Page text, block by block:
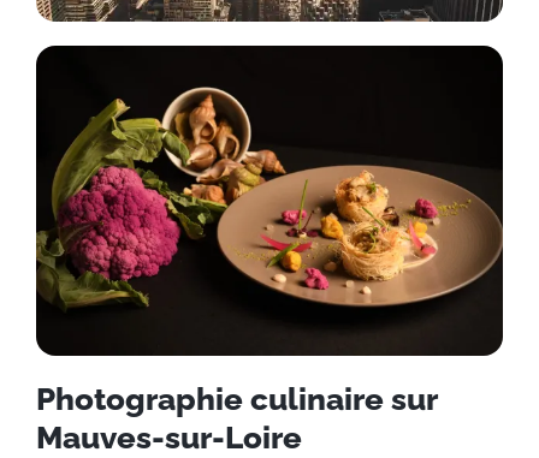
Photographie culinaire sur
Mauves-sur-Loire